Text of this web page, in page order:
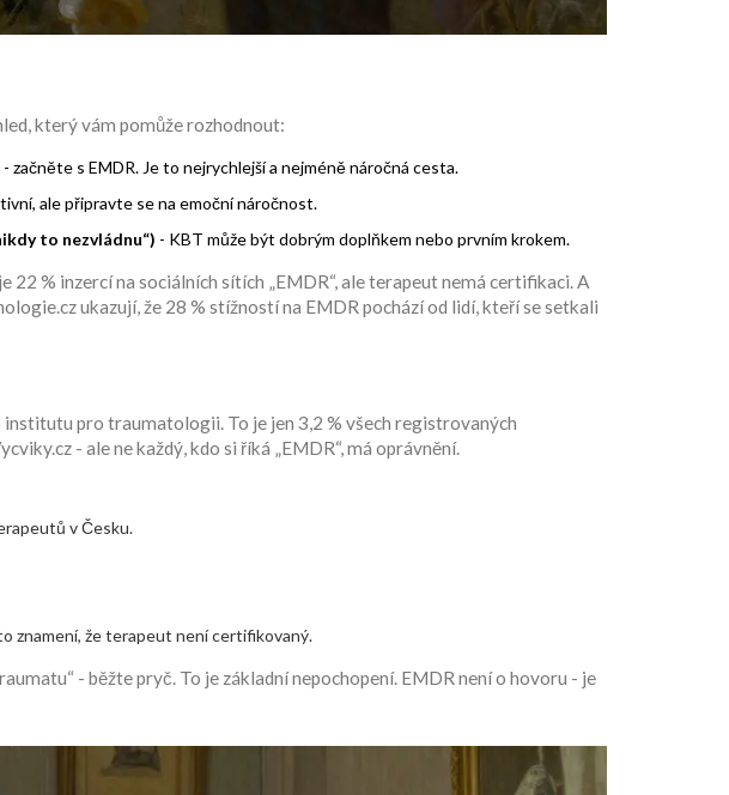
který vám pomůže rozhodnout:
- začněte s EMDR. Je to nejrychlejší a nejméně náročná cesta.
ale připravte se na emoční náročnost.
to nezvládnu“) - KBT může být dobrým doplňkem nebo prvním krokem.
% inzercí na sociálních sítích „EMDR“, ale terapeut nemá certifikaci. A
ukazují, že 28 % stížností na EMDR pochází od lidí, kteří se setkali
pro traumatologii. To je jen 3,2 % všech registrovaných
- ale ne každý, kdo si říká „EMDR“, má oprávnění.
v Česku.
znamení, že terapeut není certifikovaný.
- běžte pryč. To je základní nepochopení. EMDR není o hovoru - je